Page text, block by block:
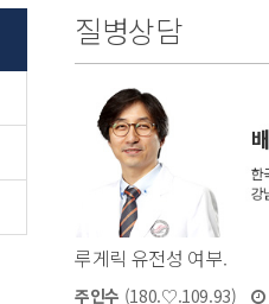
질병상담
루게릭 유전성 여부.
주인수 (180.♡.109.93)